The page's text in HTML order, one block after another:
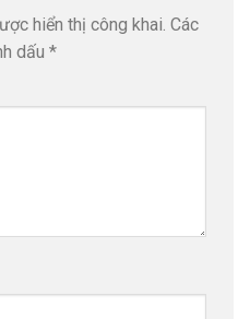
hiển thị công khai. Các
dấu *